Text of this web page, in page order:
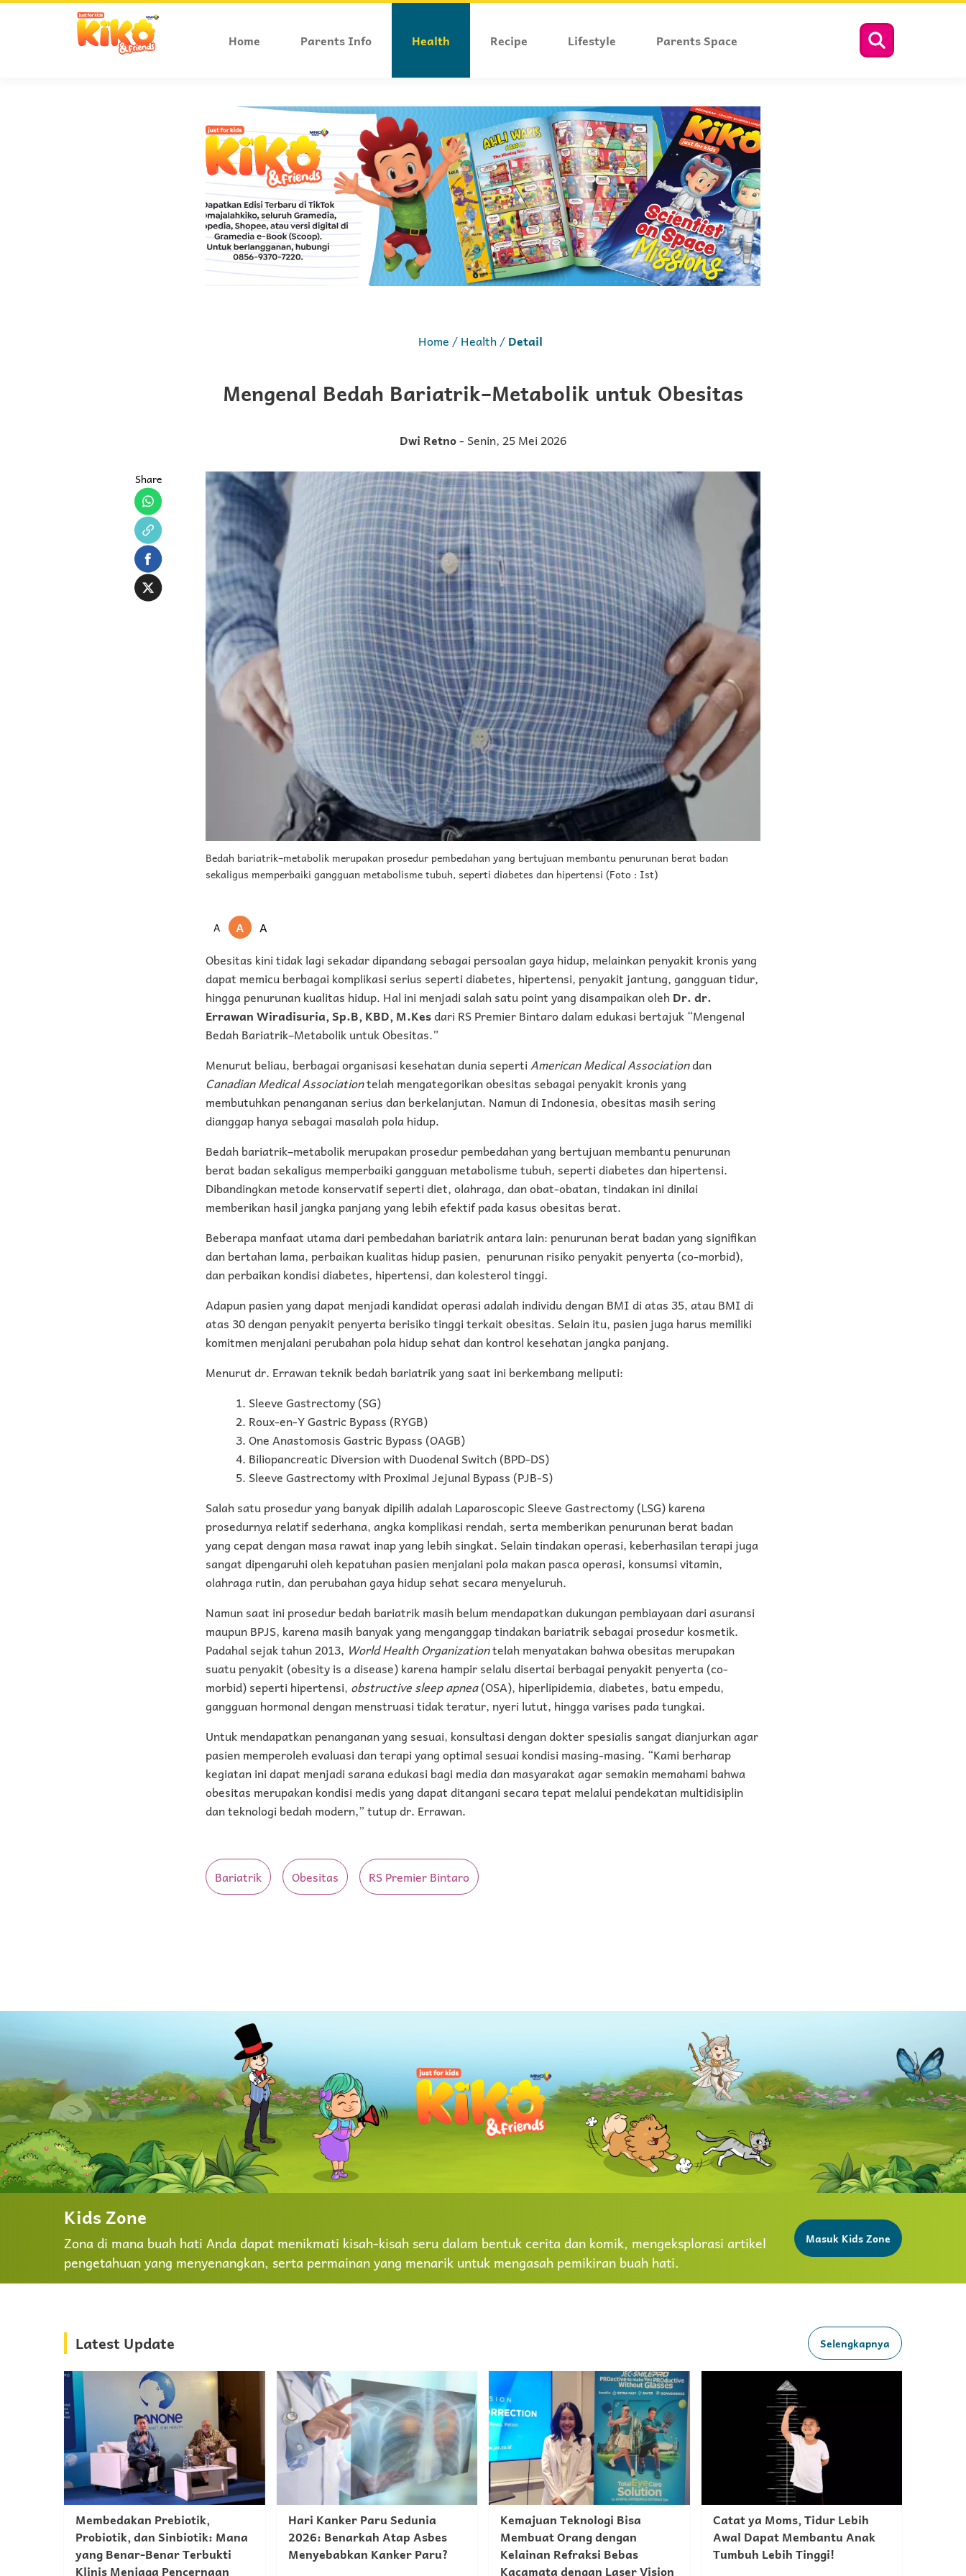
Home Parents Info Health Recipe Lifestyle Parents Space
Home Health Detail
Mengenal Bedah Bariatrik–Metabolik untuk Obesitas
Dwi Retno- Senin, 25 Mei 2026
Share
Bedah bariatrik–metabolik merupakan prosedur pembedahan yang bertujuan membantu penurunan berat badan
sekaligus memperbaiki gangguan metabolisme tubuh, seperti diabetes dan hipertensi (Foto : Ist)
A A
A
Obesitas kini tidak lagi sekadar dipandang sebagai persoalan gaya hidup, melainkan penyakit kronis yang
dapat memicu berbagai komplikasi serius seperti diabetes, hipertensi, penyakit jantung, gangguan tidur,
hingga penurunan kualitas hidup. Hal ini menjadi salah satu point yang disampaikan olehDr. dr.
Errawan Wiradisuria, Sp.B, KBD, M.Kesdari RS Premier Bintaro dalam edukasi bertajuk “Mengenal
Bedah Bariatrik–Metabolik untuk Obesitas.”
Menurut beliau, berbagai organisasi kesehatan dunia sepertiAmerican Medical Associationdan
Canadian Medical Associationtelah mengategorikan obesitas sebagai penyakit kronis yang
membutuhkan penanganan serius dan berkelanjutan. Namun di Indonesia, obesitas masih sering
dianggap hanya sebagai masalah pola hidup.
Bedah bariatrik–metabolik merupakan prosedur pembedahan yang bertujuan membantu penurunan
berat badan sekaligus memperbaiki gangguan metabolisme tubuh, seperti diabetes dan hipertensi.
Dibandingkan metode konservatif seperti diet, olahraga, dan obat-obatan, tindakan ini dinilai
memberikan hasil jangka panjang yang lebih efektif pada kasus obesitas berat.
Beberapa manfaat utama dari pembedahan bariatrik antara lain: penurunan berat badan yang signifikan
dan bertahan lama, perbaikan kualitas hidup pasien, penurunan risiko penyakit penyerta (co-morbid),
dan perbaikan kondisi diabetes, hipertensi, dan kolesterol tinggi.
Adapun pasien yang dapat menjadi kandidat operasi adalah individu dengan BMI di atas 35, atau BMI di
atas 30 dengan penyakit penyerta berisiko tinggi terkait obesitas. Selain itu, pasien juga harus memiliki
komitmen menjalani perubahan pola hidup sehat dan kontrol kesehatan jangka panjang.
Menurut dr. Errawan teknik bedah bariatrik yang saat ini berkembang meliputi:
Sleeve Gastrectomy (SG)
Roux-en-Y Gastric Bypass (RYGB)
One Anastomosis Gastric Bypass (OAGB)
Biliopancreatic Diversion with Duodenal Switch (BPD-DS)
Sleeve Gastrectomy with Proximal Jejunal Bypass (PJB-S)
Salah satu prosedur yang banyak dipilih adalah Laparoscopic Sleeve Gastrectomy (LSG) karena
prosedurnya relatif sederhana, angka komplikasi rendah, serta memberikan penurunan berat badan
yang cepat dengan masa rawat inap yang lebih singkat. Selain tindakan operasi, keberhasilan terapi juga
sangat dipengaruhi oleh kepatuhan pasien menjalani pola makan pasca operasi, konsumsi vitamin,
olahraga rutin, dan perubahan gaya hidup sehat secara menyeluruh.
Namun saat ini prosedur bedah bariatrik masih belum mendapatkan dukungan pembiayaan dari asuransi
maupun BPJS, karena masih banyak yang menganggap tindakan bariatrik sebagai prosedur kosmetik.
Padahal sejak tahun 2013, World Health Organizationtelah menyatakan bahwa obesitas merupakan
suatu penyakit (obesity is a disease) karena hampir selalu disertai berbagai penyakit penyerta (co-
morbid) seperti hipertensi, obstructive sleep apnea(OSA), hiperlipidemia, diabetes, batu empedu,
gangguan hormonal dengan menstruasi tidak teratur, nyeri lutut, hingga varises pada tungkai.
Untuk mendapatkan penanganan yang sesuai, konsultasi dengan dokter spesialis sangat dianjurkan agar
pasien memperoleh evaluasi dan terapi yang optimal sesuai kondisi masing-masing. “Kami berharap
kegiatan ini dapat menjadi sarana edukasi bagi media dan masyarakat agar semakin memahami bahwa
obesitas merupakan kondisi medis yang dapat ditangani secara tepat melalui pendekatan multidisiplin
dan teknologi bedah modern,” tutup dr. Errawan.
Bariatrik Obesitas RS Premier Bintaro
Kids Zone
Zona di mana buah hati Anda dapat menikmati kisah-kisah seru dalam bentuk cerita dan komik, mengeksplorasi artikel
pengetahuan yang menyenangkan, serta permainan yang menarik untuk mengasah pemikiran buah hati.
Masuk Kids Zone
Latest Update Selengkapnya
Membedakan Prebiotik,
Probiotik, dan Sinbiotik: Mana
yang Benar-Benar Terbukti
Klinis Menjaga Pencernaan
Hari Kanker Paru Sedunia
2026: Benarkah Atap Asbes
Menyebabkan Kanker Paru?
Kemajuan Teknologi Bisa
Membuat Orang dengan
Kelainan Refraksi Bebas
Kacamata dengan Laser Vision
Catat ya Moms, Tidur Lebih
Awal Dapat Membantu Anak
Tumbuh Lebih Tinggi!